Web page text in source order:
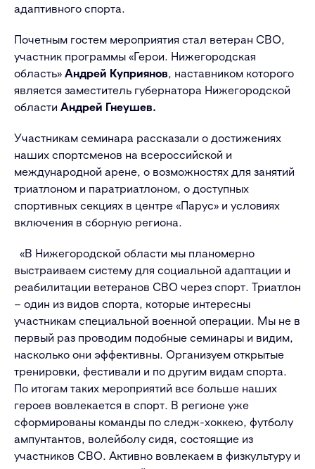
адаптивного спорта.
Почетным гостем мероприятия стал ветеран СВО,
участник программы «Герои. Нижегородская
область» Андрей Куприянов, наставником которого
является заместитель губернатора Нижегородской
области Андрей Гнеушев.
Участникам семинара рассказали о достижениях
наших спортсменов на всероссийской и
международной арене, о возможностях для занятий
триатлоном и паратриатлоном, о доступных
спортивных секциях в центре «Парус» и условиях
включения в сборную региона.
«В Нижегородской области мы планомерно
выстраиваем систему для социальной адаптации и
реабилитации ветеранов СВО через спорт. Триатлон
– один из видов спорта, которые интересны
участникам специальной военной операции. Мы не в
первый раз проводим подобные семинары и видим,
насколько они эффективны. Организуем открытые
тренировки, фестивали и по другим видам спорта.
По итогам таких мероприятий все больше наших
героев вовлекается в спорт. В регионе уже
сформированы команды по следж-хоккею, футболу
ампунтантов, волейболу сидя, состоящие из
участников СВО. Активно вовлекаем в физкультуру и